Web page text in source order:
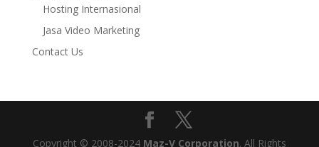
Hosting Internasional
Jasa Video Marketing
Contact Us
Copyright © 2008-2024 Maz-V Corporation. All Rights